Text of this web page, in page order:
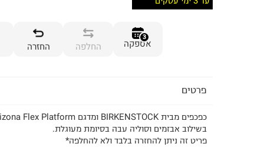
3
אספקה החלפה החזרה
פרטים
בשילוב אבזמים וסוליה עבה בסיומת מעוגלת.
פריט זה ניתן להחזרה בלבד ולא להחלפה*